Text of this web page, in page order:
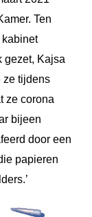
Ten
kabinet
gezet, Kajsa
ze tijdens
ze corona
bijeen
door een
papieren